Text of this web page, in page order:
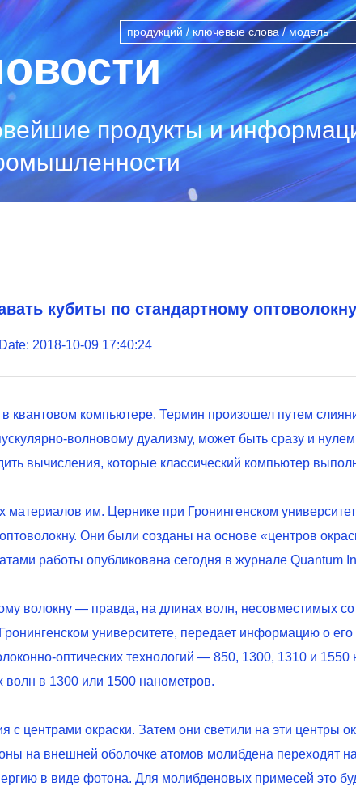
продукты и
кубиты по стандартному оптоволокну
Date: 2018-10-09 17:40:24
компьютере. Термин произошел путем
волновому дуализму, может быть сразу и
вычисления, которые классический компьютер
материалов им. Цернике при Гронингенском
Они были созданы на основе «центров
работы опубликована сегодня в журнале Quantum
волокну — правда, на длинах волн, несовместимых
университете, передает информацию о
оптических технологий — 850, 1300, 1310 и 1550
волн в 1300 или 1500 нанометров.
центрами окраски. Затем они светили на эти центры
на внешней оболочке атомов молибдена переходят
в виде фотона. Для молибденовых примесей это